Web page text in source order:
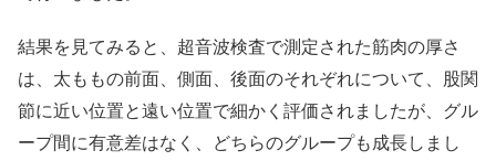
結果を見てみると、超音波検査で測定された筋肉の厚さ
は、太ももの前面、側面、後面のそれぞれについて、股関
節に近い位置と遠い位置で細かく評価されましたが、グル
ープ間に有意差はなく、どちらのグループも成長しまし